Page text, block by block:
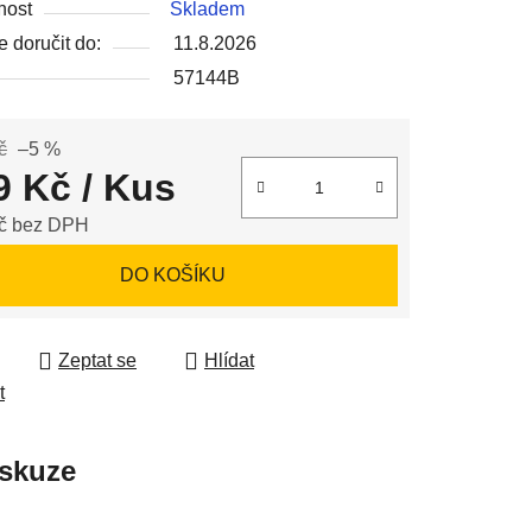
Skladem
doručit do:
11.8.2026
57144B
–5 %
Kč / Kus
bez DPH
DO KOŠÍKU
Zeptat se
Hlídat